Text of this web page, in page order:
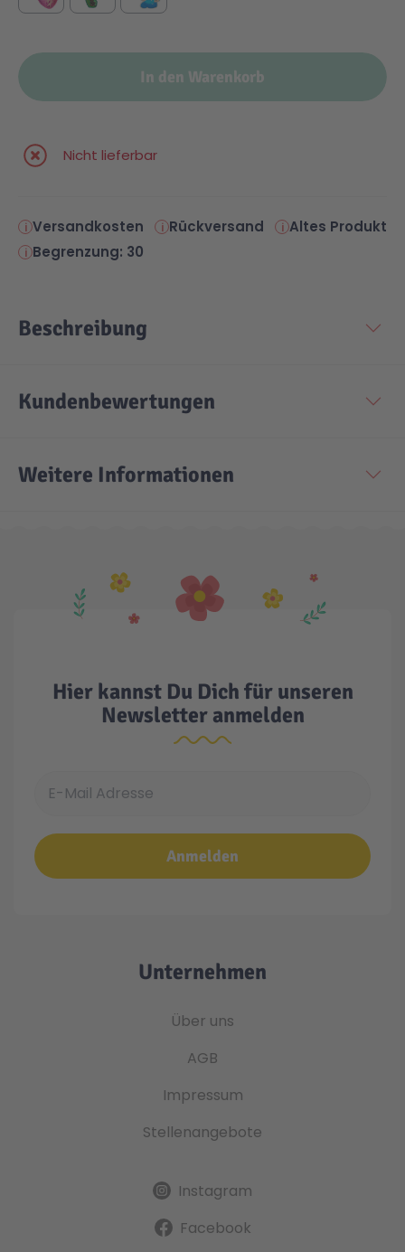
In den Warenkorb
Nicht lieferbar
Versandkosten Rückversand
Altes Produkt
Begrenzung: 30
Beschreibung
Kundenbewertungen
Weitere Informationen
Hier kannst Du Dich für unseren
Newsletter anmelden
Anmelden
Unternehmen
Über uns
AGB
Impressum
Stellenangebote
Instagram
Facebook